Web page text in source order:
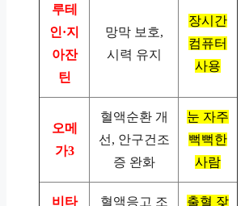
루테
인·지
아잔
틴
망막 보호,
시력 유지
장시간
컴퓨터
사용
오메
가3
혈액순환 개
선, 안구건조
증 완화
눈 자주
뻑뻑한
사람
비타
혈액응고 조
출혈 잦